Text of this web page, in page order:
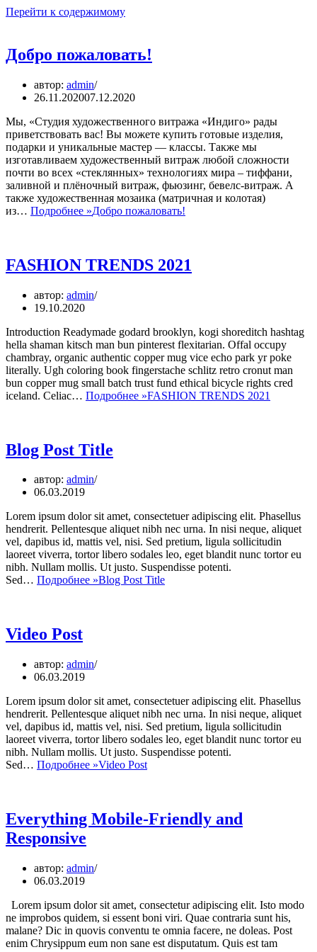
Перейти к содержимому
Добро пожаловать!
автор: admin
26.11.202007.12.2020
Мы, «Студия художественного витража «Индиго» рады
приветствовать вас! Вы можете купить готовые изделия,
подарки и уникальные мастер — классы. Также мы
изготавливаем художественный витраж любой сложности
почти во всех «стеклянных» технологиях мира – тиффани,
заливной и плёночный витраж, фьюзинг, бевелс-витраж. А
также художественная мозаика (матричная и колотая)
из… Подробнее »Добро пожаловать!
FASHION TRENDS 2021
автор: admin
19.10.2020
Introduction Readymade godard brooklyn, kogi shoreditch hashtag
hella shaman kitsch man bun pinterest flexitarian. Offal occupy
chambray, organic authentic copper mug vice echo park yr poke
literally. Ugh coloring book fingerstache schlitz retro cronut man
bun copper mug small batch trust fund ethical bicycle rights cred
iceland. Celiac… Подробнее »FASHION TRENDS 2021
Blog Post Title
автор: admin
06.03.2019
Lorem ipsum dolor sit amet, consectetuer adipiscing elit. Phasellus
hendrerit. Pellentesque aliquet nibh nec urna. In nisi neque, aliquet
vel, dapibus id, mattis vel, nisi. Sed pretium, ligula sollicitudin
laoreet viverra, tortor libero sodales leo, eget blandit nunc tortor eu
nibh. Nullam mollis. Ut justo. Suspendisse potenti.
Sed… Подробнее »Blog Post Title
Video Post
автор: admin
06.03.2019
Lorem ipsum dolor sit amet, consectetuer adipiscing elit. Phasellus
hendrerit. Pellentesque aliquet nibh nec urna. In nisi neque, aliquet
vel, dapibus id, mattis vel, nisi. Sed pretium, ligula sollicitudin
laoreet viverra, tortor libero sodales leo, eget blandit nunc tortor eu
nibh. Nullam mollis. Ut justo. Suspendisse potenti.
Sed… Подробнее »Video Post
Everything Mobile-Friendly and
Responsive
автор: admin
06.03.2019
Lorem ipsum dolor sit amet, consectetur adipiscing elit. Isto modo
ne improbos quidem, si essent boni viri. Quae contraria sunt his,
malane? Dic in quovis conventu te omnia facere, ne doleas. Post
enim Chrysippum eum non sane est disputatum. Quis est tam